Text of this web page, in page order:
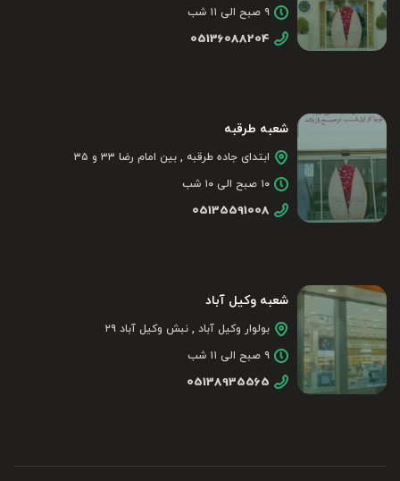
۹ صبح الی ۱۱ شب
05136088204
شعبه طرقبه
ابتدای جاده طرقبه , بین امام رضا ۳۳ و ۳۵
۱۰ صبح الی ۱۰ شب
05135591008
شعبه وکیل آباد
بولوار وکیل آباد , نبش وکیل آباد ۲۹
۹ صبح الی ۱۱ شب
05138935565